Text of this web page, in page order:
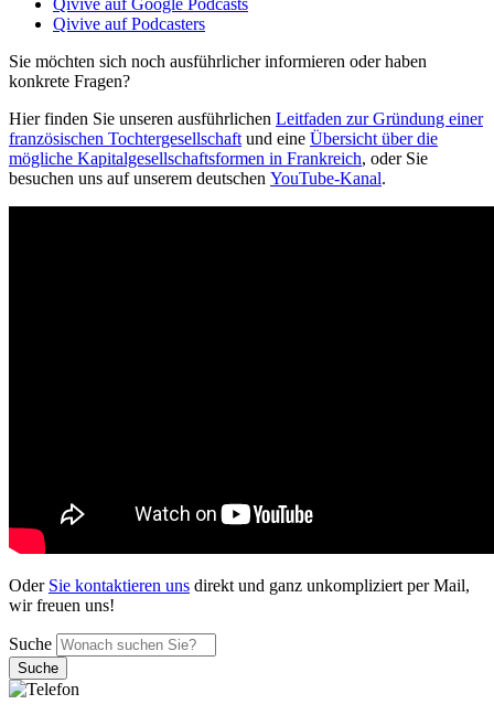
Qivive auf Podcasters
Sie möchten sich noch ausführlicher informieren oder haben
konkrete Fragen?
Hier finden Sie unseren ausführlichen Leitfaden zur Gründung einer
französischen Tochtergesellschaft und eine Übersicht über die
mögliche Kapitalgesellschaftsformen in Frankreich, oder Sie
besuchen uns auf unserem deutschen YouTube-Kanal.
Oder Sie kontaktieren uns direkt und ganz unkompliziert per Mail,
wir freuen uns!
Suche